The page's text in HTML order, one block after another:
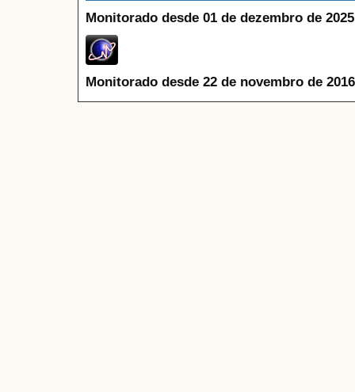
Monitorado desde 01 de dezembro de
Monitorado desde 22 de novembro de